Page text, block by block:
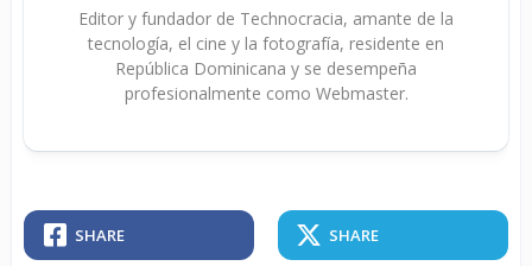
Editor y fundador de Technocracia, amante de la
tecnología, el cine y la fotografía, residente en
República Dominicana y se desempeña
profesionalmente como Webmaster.
SHARE SHARE